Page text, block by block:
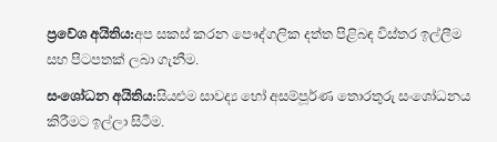
ප්‍රවේශ අයිතිය:අප සකස් කරන පෞද්ගලික දත්ත පිළිබඳ විස්තර ඉල්ලීම
සහ පිටපතක් ලබා ගැනීම.
සංශෝධන අයිතිය:සියළුම සාවද්‍ය හෝ අසම්පූර්ණ තොරතුරු සංශෝධනය
කිරීමට ඉල්ලා සිටීම.